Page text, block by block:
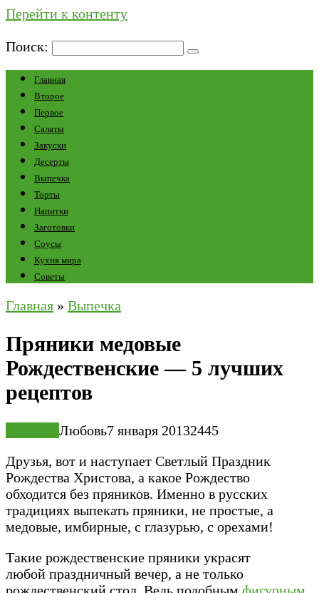
Перейти к контенту
Поиск:
Главная
Второе
Первое
Салаты
Закуски
Десерты
Выпечка
Торты
Напитки
Заготовки
Соусы
Кухня мира
Советы
Главная » Выпечка
Пряники медовые
Рождественские — 5 лучших
рецептов
Любовь7 января 20132445
Друзья, вот и наступает Светлый Праздник
Рождества Христова, а какое Рождество
обходится без пряников. Именно в русских
традициях выпекать пряники, не простые, а
медовые, имбирные, с глазурью, с орехами!
Такие рождественские пряники украсят
любой праздничный вечер, а не только